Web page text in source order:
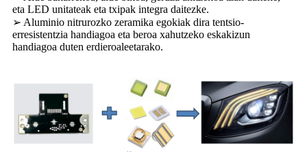
eta LED unitateak eta txipak integra daitezke.
➢ Aluminio nitrurozko zeramika egokiak dira tentsio-
erresistentzia handiagoa eta beroa xahutzeko eskakizun
handiagoa duten erdieroaleetarako.